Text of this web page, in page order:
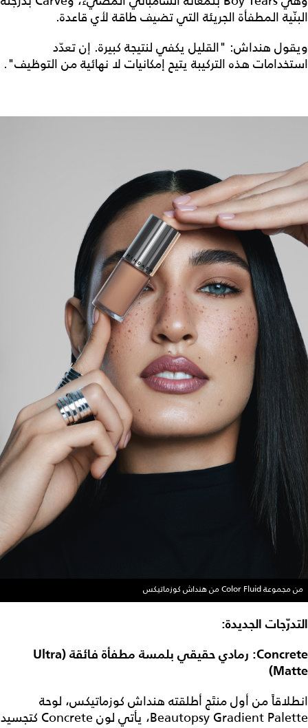
البنّية المطفأة الجريئة التي تضيف طاقة لأي قاعدة.
ويقول هنداش: "القليل يكفي لنتيجة كبيرة. إن تعدّد
استخدامات هذه التركيبة يتيح إمكانيات لا نهائية من التوظيف".
من مجموعة Color Fluid من هنداش كوزماتيكس
التدرّجات الجديدة:
Concrete: رمادي حقيقي بلمسة مطفأة فائقة (Ultra
Matte)
انطلاقاً من أول منتَج أطلقته هنداش كوزماتيكس، لوحة
Beautopsy Gradient Palette، يأتي لون Concrete كتجسيد